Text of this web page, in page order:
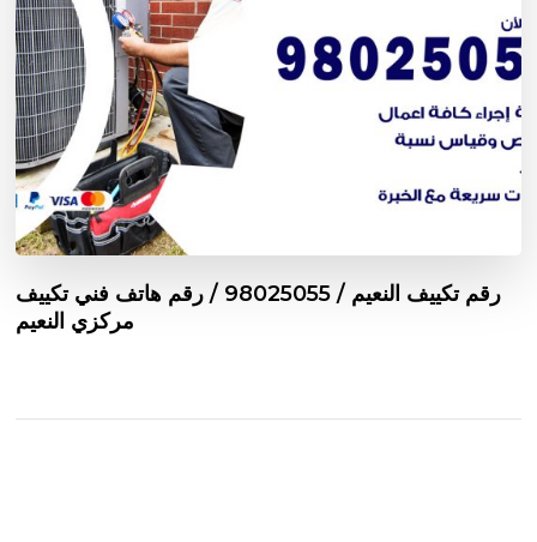
رقم تكييف النعيم / 98025055 / رقم هاتف فني تكييف
مركزي النعيم